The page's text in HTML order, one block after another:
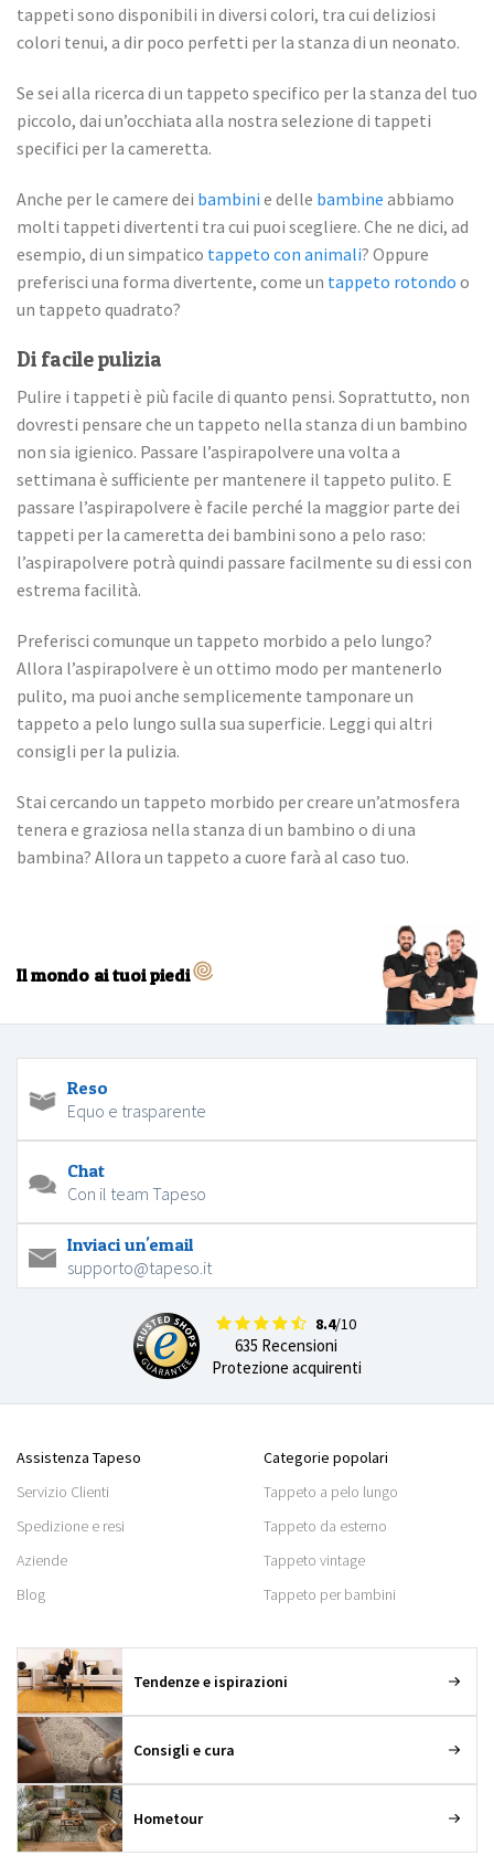
tappeti sono disponibili in diversi colori, tra cui deliziosi
colori tenui, a dir poco perfetti per la stanza di un neonato.
Se sei alla ricerca di un tappeto specifico per la stanza del tuo
piccolo, dai un’occhiata alla nostra selezione di tappeti
specifici per la cameretta.
Anche per le camere dei bambini e delle bambine abbiamo
molti tappeti divertenti tra cui puoi scegliere. Che ne dici, ad
esempio, di un simpatico tappeto con animali? Oppure
preferisci una forma divertente, come un tappeto rotondo o
un tappeto quadrato?
Di facile pulizia
Pulire i tappeti è più facile di quanto pensi. Soprattutto, non
dovresti pensare che un tappeto nella stanza di un bambino
non sia igienico. Passare l’aspirapolvere una volta a
settimana è sufficiente per mantenere il tappeto pulito. E
passare l’aspirapolvere è facile perché la maggior parte dei
tappeti per la cameretta dei bambini sono a pelo raso:
l’aspirapolvere potrà quindi passare facilmente su di essi con
estrema facilità.
Preferisci comunque un tappeto morbido a pelo lungo?
Allora l’aspirapolvere è un ottimo modo per mantenerlo
pulito, ma puoi anche semplicemente tamponare un
tappeto a pelo lungo sulla sua superficie. Leggi qui altri
consigli per la pulizia.
Stai cercando un tappeto morbido per creare un’atmosfera
tenera e graziosa nella stanza di un bambino o di una
bambina? Allora un tappeto a cuore farà al caso tuo.
Il mondo ai tuoi piedi
Reso
Equo e trasparente
Chat
Con il team Tapeso
Inviaci un'email
supporto@tapeso.it
8.4/10
635 Recensioni
Protezione acquirenti
Assistenza Tapeso
Servizio Clienti
Spedizione e resi
Aziende
Blog
Categorie popolari
Tappeto a pelo lungo
Tappeto da esterno
Tappeto vintage
Tappeto per bambini
Tendenze e ispirazioni
Consigli e cura
Hometour